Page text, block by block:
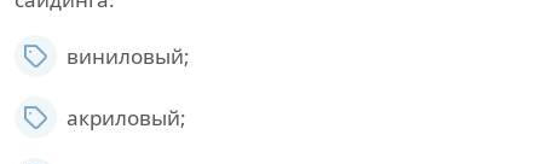
виниловый;
акриловый;